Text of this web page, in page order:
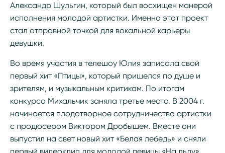
Александр Шульгин, который был восхищен манерой
исполнения молодой артистки. Именно этот проект
стал отправной точкой для вокальной карьеры
девушки.
Во время участия в телешоу Юлия записала свой
первый хит «Птицы», который пришелся по душе и
зрителям, и музыкальным критикам. По итогам
конкурса Михальчик заняла третье место. В 2004 г.
начинается плодотворное сотрудничество артистки
с продюсером Виктором Дробышем. Вместе они
выпустил на свет новый хит «Белая лебедь» и сняли